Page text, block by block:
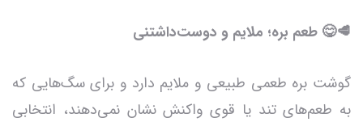
🥩😋 طعم بره؛ ملایم و دوست‌داشتنی
گوشت بره طعمی طبیعی و ملایم دارد و برای سگ‌هایی که
به طعم‌های تند یا قوی واکنش نشان نمی‌دهند، انتخابی